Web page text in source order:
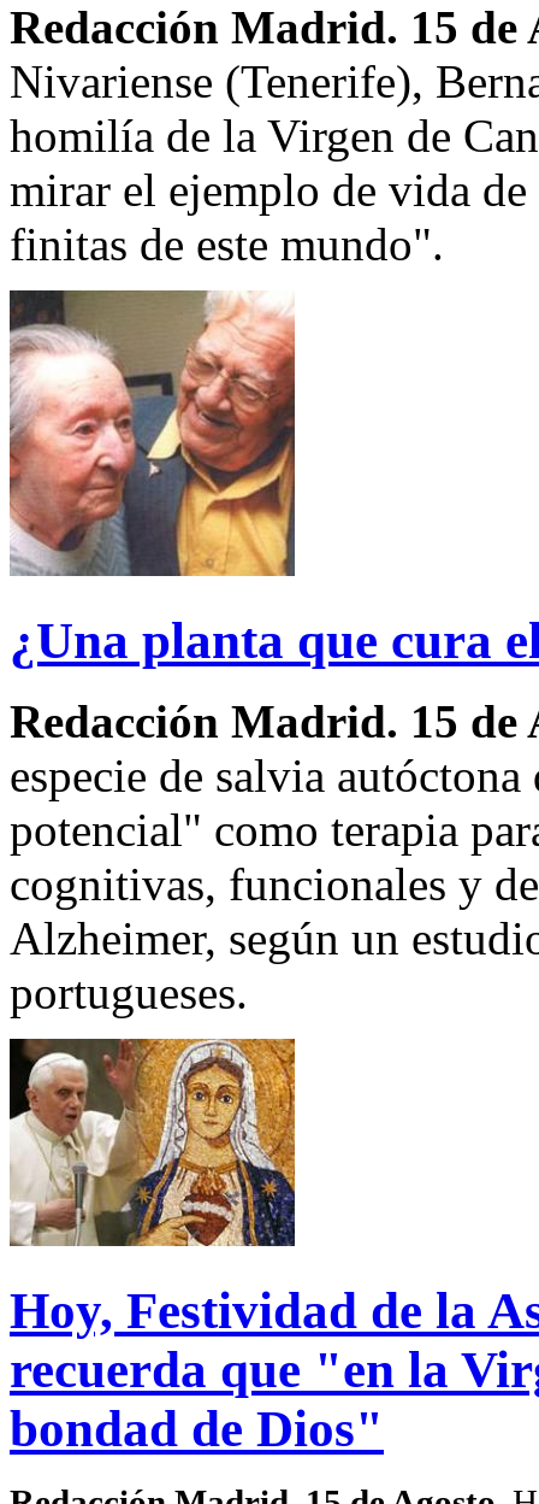
Redacción Madrid. 15 de
Nivariense (Tenerife),
homilía de la Virgen de
mirar el ejemplo de vida
finitas de este mundo".
¿Una planta que cura
Redacción Madrid. 15 de
especie de salvia
potencial" como terapia
cognitivas, funcionales y
Alzheimer, según un
portugueses.
Hoy, Festividad de la
recuerda que "en la
bondad de Dios"